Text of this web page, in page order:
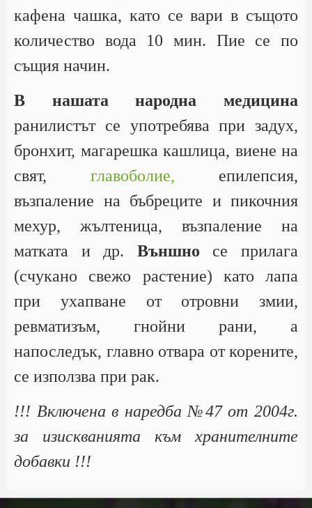
кафена чашка, като се вари в същото
количество вода 10 мин. Пие се по
същия начин.
В нашата народна медицина
ранилистът се употребява при задух,
бронхит, магарешка кашлица, виене на
свят, главоболие, епилепсия,
възпаление на бъбреците и пикочния
мехур, жълтеница, възпаление на
матката и др. Външно се прилага
(счукано свежо растение) като лапа
при ухапване от отровни змии,
ревматизъм, гнойни рани, а
напоследък, главно отвара от корените,
се използва при рак.
!!! Включена в наредба №47 от 2004г.
за изискванията към хранителните
добавки !!!